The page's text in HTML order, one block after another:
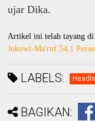
ujar Dika.
Artikel ini telah tayang
Jokowi-Ma'ruf 54,1
LABELS:
BAGIKAN: